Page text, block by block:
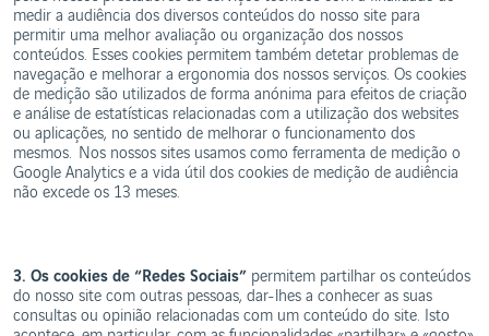
medir a audiência dos diversos conteúdos do nosso site para
permitir uma melhor avaliação ou organização dos nossos
conteúdos. Esses cookies permitem também detetar problemas de
navegação e melhorar a ergonomia dos nossos serviços. Os cookies
de medição são utilizados de forma anónima para efeitos de criação
e análise de estatísticas relacionadas com a utilização dos websites
ou aplicações, no sentido de melhorar o funcionamento dos
mesmos. Nos nossos sites usamos como ferramenta de medição o
Google Analytics e a vida útil dos cookies de medição de audiência
não excede os 13 meses.
3. Os cookies de “Redes Sociais” permitem partilhar os conteúdos
do nosso site com outras pessoas, dar-lhes a conhecer as suas
consultas ou opinião relacionadas com um conteúdo do site. Isto